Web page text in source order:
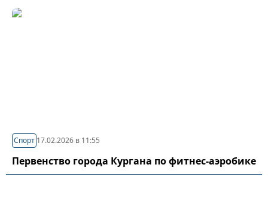
Спорт 17.02.2026 в 11:55
Первенство города Кургана по фитнес-аэробике